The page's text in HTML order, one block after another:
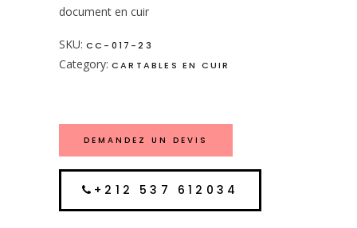
document en cuir
SKU: CC-017-23
Category: CARTABLES EN CUIR
DEMANDEZ UN DEVIS
+212 537 612034